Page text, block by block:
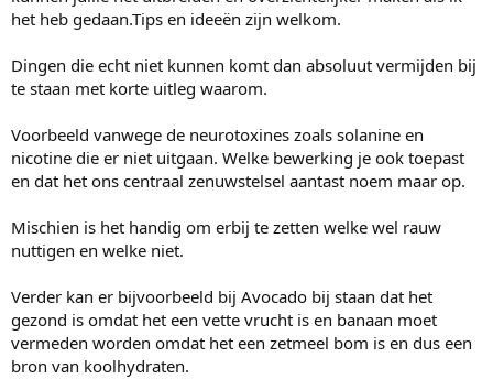
het heb gedaan.Tips en ideeën zijn welkom.
Dingen die echt niet kunnen komt dan absoluut vermijden bij
te staan met korte uitleg waarom.
Voorbeeld vanwege de neurotoxines zoals solanine en
nicotine die er niet uitgaan. Welke bewerking je ook toepast
en dat het ons centraal zenuwstelsel aantast noem maar op.
Mischien is het handig om erbij te zetten welke wel rauw
nuttigen en welke niet.
Verder kan er bijvoorbeeld bij Avocado bij staan dat het
gezond is omdat het een vette vrucht is en banaan moet
vermeden worden omdat het een zetmeel bom is en dus een
bron van koolhydraten.